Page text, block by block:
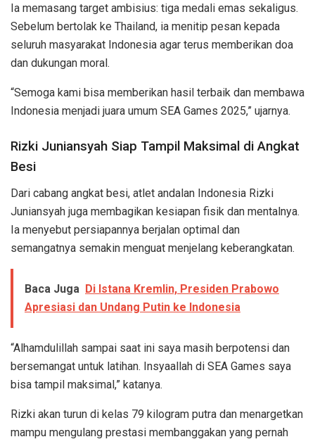
Ia memasang target ambisius: tiga medali emas sekaligus.
Sebelum bertolak ke Thailand, ia menitip pesan kepada
seluruh masyarakat Indonesia agar terus memberikan doa
dan dukungan moral.
“Semoga kami bisa memberikan hasil terbaik dan membawa
Indonesia menjadi juara umum SEA Games 2025,” ujarnya.
Rizki Juniansyah Siap Tampil Maksimal di Angkat
Besi
Dari cabang angkat besi, atlet andalan Indonesia Rizki
Juniansyah juga membagikan kesiapan fisik dan mentalnya.
Ia menyebut persiapannya berjalan optimal dan
semangatnya semakin menguat menjelang keberangkatan.
Baca Juga Di Istana Kremlin, Presiden Prabowo
Apresiasi dan Undang Putin ke Indonesia
“Alhamdulillah sampai saat ini saya masih berpotensi dan
bersemangat untuk latihan. Insyaallah di SEA Games saya
bisa tampil maksimal,” katanya.
Rizki akan turun di kelas 79 kilogram putra dan menargetkan
mampu mengulang prestasi membanggakan yang pernah